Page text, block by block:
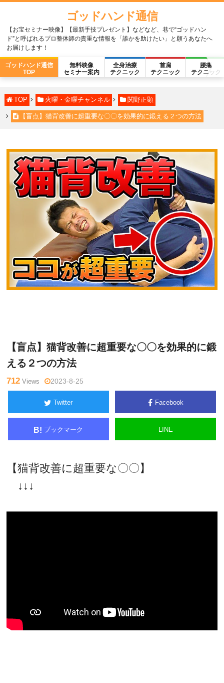
ゴッドハンド通信
【お宝セミナー映像】【最新手技プレゼント】などなど、巷で“ゴッドハン
ド”と呼ばれるプロ整体師の貴重な情報を「誰かを助けたい」と願うあなたへ
お届けします！
ゴッドハンド通信
TOP
無料映像
セミナー案内
全身治療
テクニック
首肩
テクニック
腰痛
テクニック
TOP 火曜・金曜チャンネル 関野正顕
【盲点】猫背改善に超重要な〇〇を効果的に鍛える２つの方法
【盲点】猫背改善に超重要な〇〇を効果的に鍛
える２つの方法
712 Views 2023-8-25
Twitter Facebook
B! ブックマーク LINE
【猫背改善に超重要な〇〇】
↓↓↓